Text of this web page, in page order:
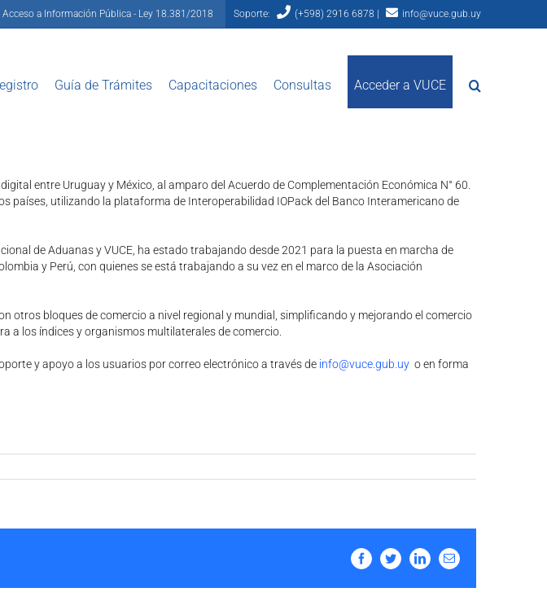
Acceso a Información Pública - Ley 18.381/2018 Soporte: (+598) 2916 6878 | info@vuce.gub.uy
Guía de Trámites Capacitaciones Consultas Acceder a VUCE
entre Uruguay y México, al amparo del Acuerdo de Complementación Económica N° 60.
países, utilizando la plataforma de Interoperabilidad IOPack del Banco Interamericano de
de Aduanas y VUCE, ha estado trabajando desde 2021 para la puesta en marcha de
y Perú, con quienes se está trabajando a su vez en el marco de la Asociación
otros bloques de comercio a nivel regional y mundial, simplificando y mejorando el comercio
a los índices y organismos multilaterales de comercio.
y apoyo a los usuarios por correo electrónico a través de info@vuce.gub.uy o en forma
FacebookTwitterLinkedInEmail